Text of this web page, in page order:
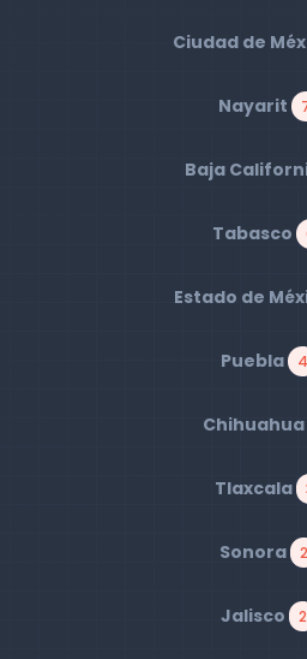
Ciudad de
Nayarit
Baja
Tabasco
Estado de
Puebla 4
Chihuahua
Tlaxcala
Sonora 2
Jalisco 2